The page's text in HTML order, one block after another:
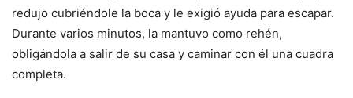
redujo cubriéndole la boca y le exigió ayuda para escapar.
Durante varios minutos, la mantuvo como rehén,
obligándola a salir de su casa y caminar con él una cuadra
completa.